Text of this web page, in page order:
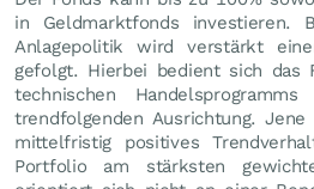
in Geldmarktfonds investieren.
Anlagepolitik wird verstärkt
gefolgt. Hierbei bedient sich das
technischen
trendfolgenden Ausrichtung.
mittelfristig positives
Portfolio am stärksten